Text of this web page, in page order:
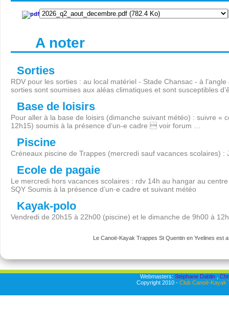
A noter
Sorties
RDV pour les sorties : au local matériel - Stade Chansac - à
sorties sont soumises aux aléas climatiques et sont susceptibles
Base de loisirs
Pour aller à la base de loisirs (dimanche suivant météo) : suivre
12h15) soumis à la présence d’un-e cadre  voir forum …
Piscine
Créneaux piscine de Trappes (mercredi sauf vacances scolaires)
Ecole de pagaie
Le mercredi hors vacances scolaires : rdv 14h au hangar au
SQY Soumis à la présence d’un·e cadre et suivant météo
Kayak-polo
Vendredi de 20h15 à 22h00 (piscine) et le dimanche de 9h00 à
Le Canoë-Kayak Trappes St Quentin en Yvelines est
Webmasters: Stéphane Dablin,
Copyright 2010 - Club Canoë-Kayak